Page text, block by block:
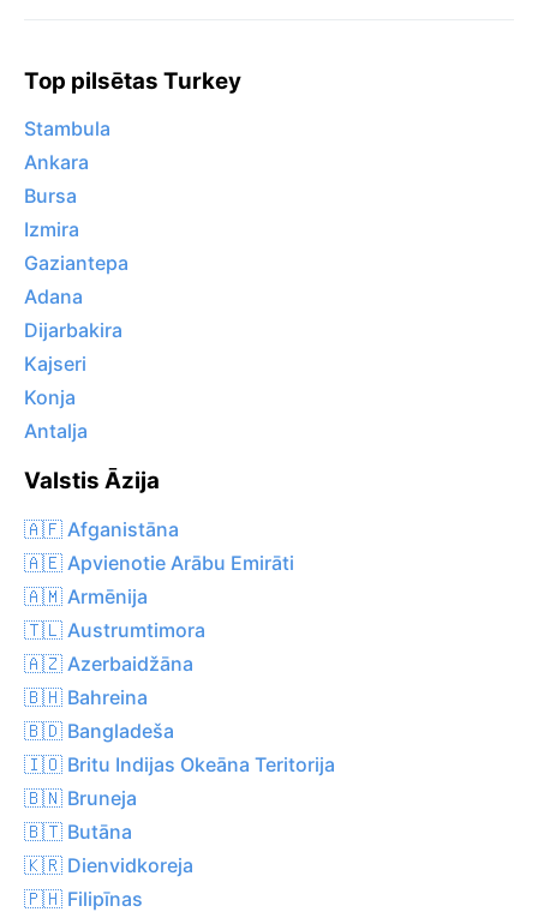
Top pilsētas Turkey
Stambula
Ankara
Bursa
Izmira
Gaziantepa
Adana
Dijarbakira
Kajseri
Konja
Antalja
Valstis Āzija
🇦🇫 Afganistāna
🇦🇪 Apvienotie Arābu Emirāti
🇦🇲 Armēnija
🇹🇱 Austrumtimora
🇦🇿 Azerbaidžāna
🇧🇭 Bahreina
🇧🇩 Bangladeša
🇮🇴 Britu Indijas Okeāna Teritorija
🇧🇳 Bruneja
🇧🇹 Butāna
🇰🇷 Dienvidkoreja
🇵🇭 Filipīnas